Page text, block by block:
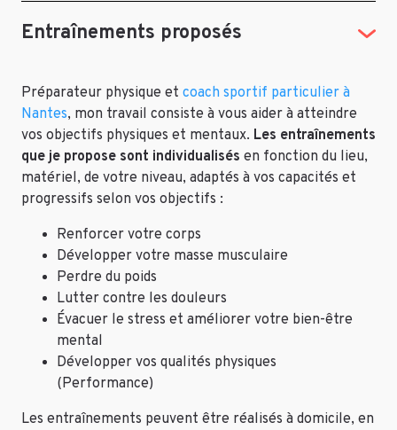
Entraînements proposés
Préparateur physique et coach sportif particulier à
Nantes, mon travail consiste à vous aider à atteindre
vos objectifs physiques et mentaux. Les entraînements
que je propose sont individualisés en fonction du lieu,
matériel, de votre niveau, adaptés à vos capacités et
progressifs selon vos objectifs :
Renforcer votre corps
Développer votre masse musculaire
Perdre du poids
Lutter contre les douleurs
Évacuer le stress et améliorer votre bien-être
mental
Développer vos qualités physiques
(Performance)
Les entraînements peuvent être réalisés à domicile, en